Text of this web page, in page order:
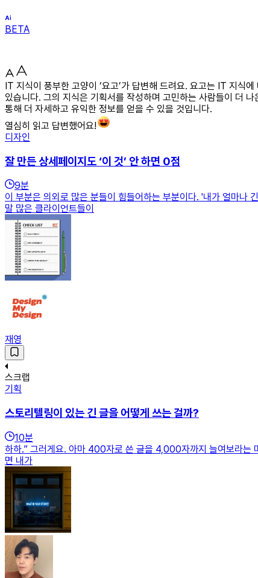
BETA
IT 지식이 풍부한 고양이 ‘요고’가 답변해 드려요. 요고는 IT 지식
있습니다. 그의 지식은 기획서를 작성하며 고민하는 사람들이 더
통해 더 자세하고 유익한 정보를 얻을 수 있을 것입니다.
열심히 읽고 답변했어요!
디자인
잘 만든 상세페이지도 ‘이 것’ 안 하면 0점
9분
이 부분은 의외로 많은 분들이 힘들어하는 부분이다. '내가 얼마나
말 많은 클라이언트들이
재영
스크랩
기획
스토리텔링이 있는 긴 글을 어떻게 쓰는 걸까?
10분
하하.” 그러게요. 아마 400자로 쓴 글을 4,000자까지 늘여보라는
면 내가